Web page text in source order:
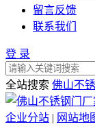
留言反馈
联系我们
登 录
全站搜索 佛山不
企业分站 | 网站地